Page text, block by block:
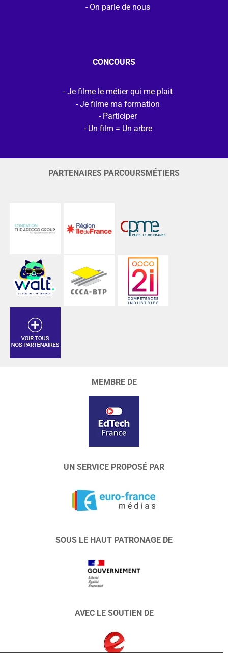
On parle de nous
CONCOURS
Je filme le métier qui me plait
Je filme ma formation
Participer
Un film = Un arbre
PARTENAIRES PARCOURSMÉTIERS
MEMBRE DE
UN SERVICE PROPOSÉ PAR
SOUS LE HAUT PATRONAGE DE
AVEC LE SOUTIEN DE